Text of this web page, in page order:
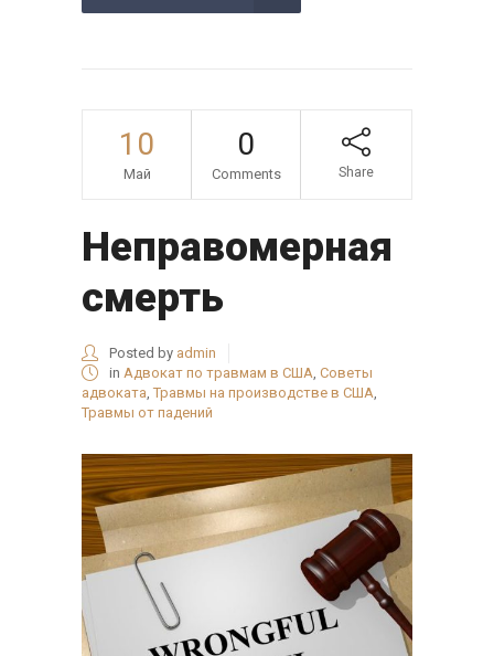
10
Май
0
Comments Share
Неправомерная
смерть
Posted by admin
in Адвокат по травмам в США, Советы
адвоката, Травмы на производстве в США,
Травмы от падений